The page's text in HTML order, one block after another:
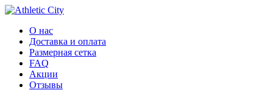
О нас
Доставка и оплата
Размерная сетка
FAQ
Акции
Отзывы